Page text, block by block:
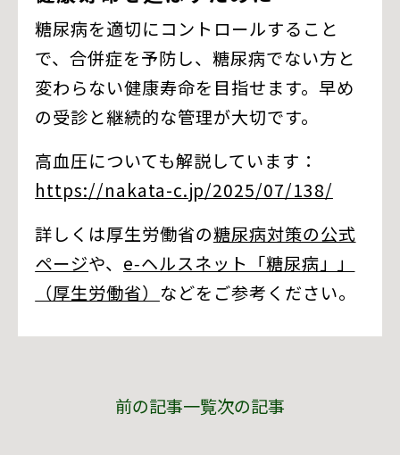
糖尿病を適切にコントロールすること
で、合併症を予防し、糖尿病でない方と
変わらない健康寿命を目指せます。早め
の受診と継続的な管理が大切です。
高血圧についても解説しています：
https://nakata-c.jp/2025/07/138/
詳しくは厚生労働省の糖尿病対策の公式
ページや、 e‑ヘルスネット「糖尿病」」
（厚生労働省） などをご参考ください。
前の記事一覧次の記事